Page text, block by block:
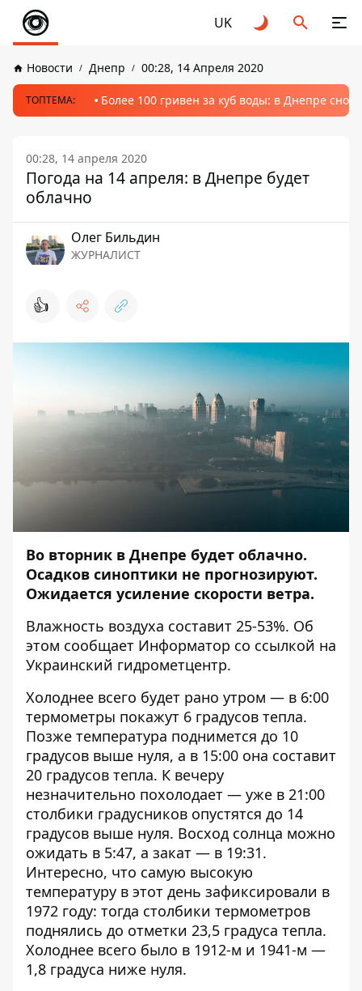
UK
Новости Днепр 00:28, 14 Апреля 2020
ТОПТЕМА: Более 100 гривен за куб воды: в Днепре
00:28, 14 апреля 2020
Погода на 14 апреля: в Днепре будет
облачно
Олег Бильдин
ЖУРНАЛИСТ
👍
Во вторник в Днепре будет облачно.
Осадков синоптики не прогнозируют.
Ожидается усиление скорости ветра.
Влажность воздуха составит 25-53%. Об
этом сообщает Информатор со ссылкой на
Украинский гидрометцентр.
Холоднее всего будет рано утром — в 6:00
термометры покажут 6 градусов тепла.
Позже температура поднимется до 10
градусов выше нуля, а в 15:00 она составит
20 градусов тепла. К вечеру
незначительно похолодает — уже в 21:00
столбики градусников опустятся до 14
градусов выше нуля. Восход солнца можно
ожидать в 5:47, а закат — в 19:31.
Интересно, что самую высокую
температуру в этот день зафиксировали в
1972 году: тогда столбики термометров
поднялись до отметки 23,5 градуса тепла.
Холоднее всего было в 1912-м и 1941-м —
1,8 градуса ниже нуля.